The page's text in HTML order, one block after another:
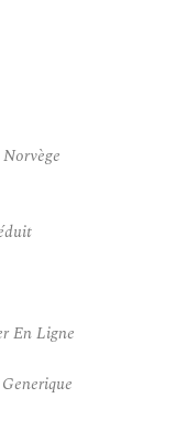
En Ligne